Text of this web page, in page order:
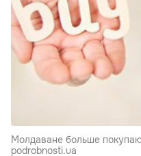
Молдаване больше
podrobnosti.ua